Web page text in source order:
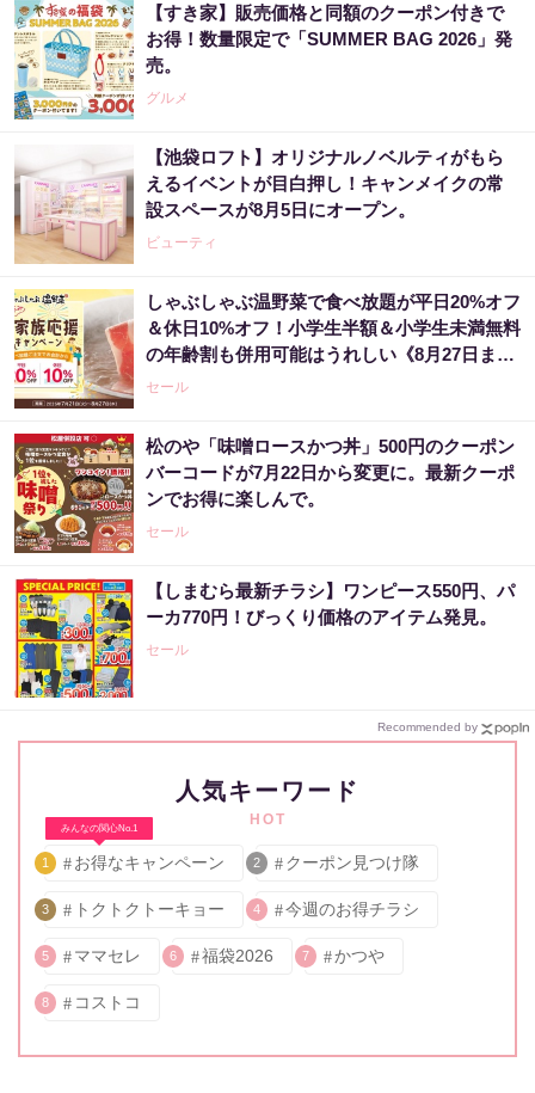
【すき家】販売価格と同額のクーポン付きで
お得！数量限定で「SUMMER BAG 2026」発
売。
グルメ
【池袋ロフト】オリジナルノベルティがもら
えるイベントが目白押し！キャンメイクの常
設スペースが8月5日にオープン。
ビューティ
しゃぶしゃぶ温野菜で食べ放題が平日20%オフ
＆休日10%オフ！小学生半額＆小学生未満無料
の年齢割も併用可能はうれしい《8月27日ま
で》
セール
松のや「味噌ロースかつ丼」500円のクーポン
バーコードが7月22日から変更に。最新クーポ
ンでお得に楽しんで。
セール
【しまむら最新チラシ】ワンピース550円、パ
ーカ770円！びっくり価格のアイテム発見。
セール
Recommended by
人気キーワード
HOT
みんなの関心No.1
1 お得なキャンペーン 2 クーポン見つけ隊
3 トクトクトーキョー 4 今週のお得チラシ
5 ママセレ 6 福袋2026 7 かつや
8 コストコ